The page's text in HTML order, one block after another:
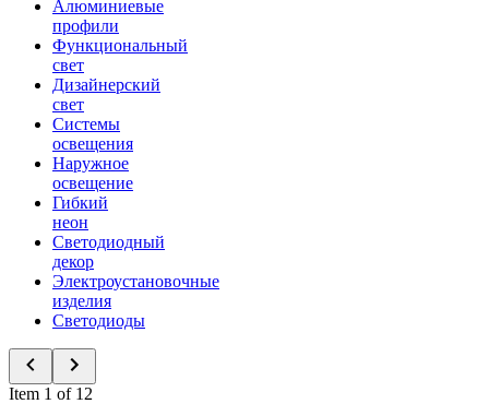
Алюминиевые
профили
Функциональный
свет
Дизайнерский
свет
Системы
освещения
Наружное
освещение
Гибкий
неон
Светодиодный
декор
Электроустановочные
изделия
Светодиоды
Item 1 of 12